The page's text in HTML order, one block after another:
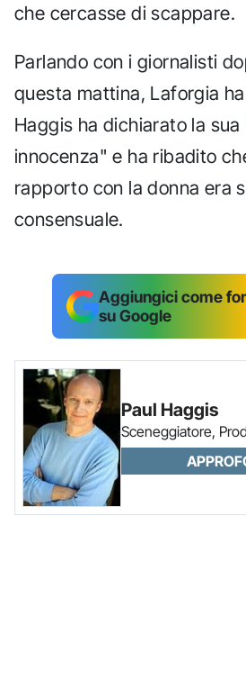
che cercasse di scappare.
Parlando con i giornalisti
questa mattina, Laforgia
Haggis ha dichiarato la
innocenza" e ha ribadito
rapporto con la donna era
consensuale.
Aggiungici come
su Google
Paul Haggis
Sceneggiatore,